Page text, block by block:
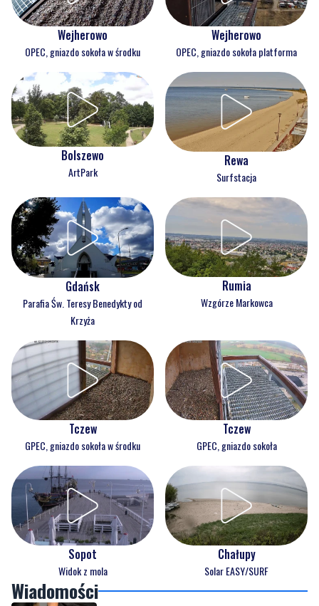
Wejherowo
OPEC, gniazdo sokoła w środku
Wejherowo
OPEC, gniazdo sokoła platforma
Bolszewo
ArtPark
Rewa
Surfstacja
Gdańsk
Parafia Św. Teresy Benedykty od
Krzyża
Rumia
Wzgórze Markowca
Tczew
GPEC, gniazdo sokoła w środku
Tczew
GPEC, gniazdo sokoła
Sopot
Widok z mola
Chałupy
Solar EASY/SURF
Wiadomości